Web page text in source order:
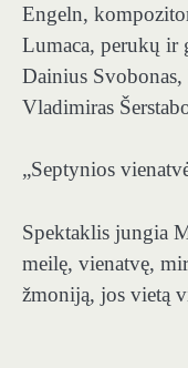
Engeln,
Lumaca, perukų ir
Dainius
Vladimiras
„Septynios
Spektaklis jungia
meilę, vienatvę,
žmoniją, jos vietą